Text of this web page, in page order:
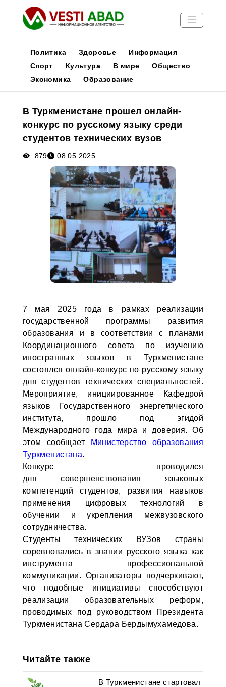
Новости
Медиа
Афиша
Политика Здоровье
Информация
Спорт
Культура В мире
Общество
Экономика
Образование
В Туркменистане прошел онлайн-
конкурс по русскому языку среди
студентов технических вузов
879 08.05.2025
7 мая 2025 года в рамках реализации
государственной программы развития
образования и в соответствии с планами
Координационного совета по изучению
иностранных языков в Туркменистане
состоялся онлайн-конкурс по русскому языку
для студентов технических специальностей.
Мероприятие, инициированное Кафедрой
языков Государственного энергетического
института, прошло под эгидой
Международного года мира и доверия. Об
этом сообщает
Министерство образования
Туркменистана.
Конкурс проводился
для совершенствования языковых
компетенций студентов, развития навыков
применения цифровых технологий в
обучении и укрепления межвузовского
сотрудничества.
Студенты технических ВУЗов страны
соревновались в знании русского языка как
инструмента профессиональной
коммуникации. Организаторы подчеркивают,
что подобные инициативы способствуют
реализации образовательных реформ,
проводимых под руководством Президента
Туркменистана Сердара Бердымухамедова.
Читайте также
В Туркменистане стартовал